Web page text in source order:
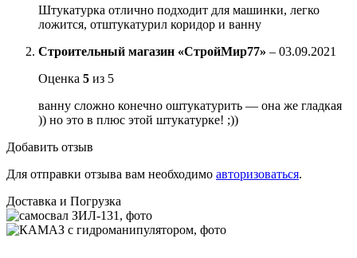
Штукатурка отлично подходит для машинки, легко
ложится, отштукатурил коридор и ванну
Строительный магазин «СтройМир77» – 03.09.2021
Оценка 5 из 5
ванну сложно конечно оштукатурить — она же гладкая
)) но это в плюс этой штукатурке! ;))
Добавить отзыв
Для отправки отзыва вам необходимо авторизоваться.
Доставка и Погрузка